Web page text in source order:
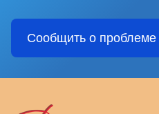
Сообщить о проблеме